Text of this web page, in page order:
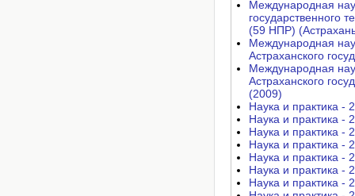
Международная
государственного
(59 НПР)
Международная
Астраханского
Международная
Астраханского
(2009)
Наука и практика -
Наука и практика -
Наука и практика -
Наука и практика -
Наука и практика -
Наука и практика -
Наука и практика -